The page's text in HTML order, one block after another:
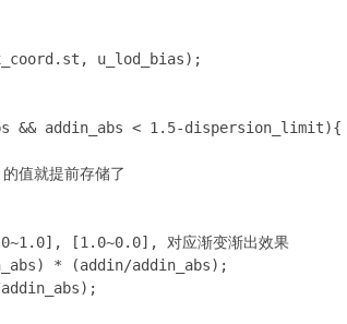
u_lod_bias);
&& addin_abs < 1.5-dispersion_limit){
值就提前存储了
[1.0~0.0], 对应渐变渐出效果
* (addin/addin_abs);